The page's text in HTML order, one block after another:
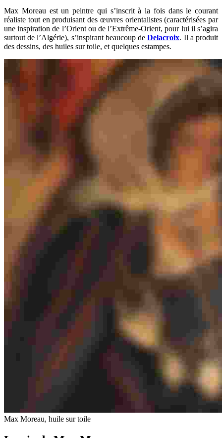
Max Moreau est un peintre qui s’inscrit à la fois dans le courant
réaliste tout en produisant des œuvres orientalistes (caractérisées par
une inspiration de l’Orient ou de l’Extrême-Orient, pour lui il s’agira
surtout de l’Algérie), s’inspirant beaucoup deDelacroix. Il a produit
des dessins, des huiles sur toile, et quelques estampes.
Max Moreau, huile sur toile